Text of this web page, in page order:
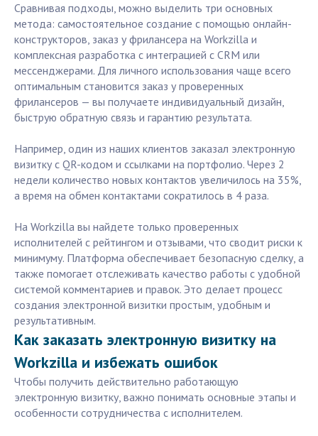
Сравнивая подходы, можно выделить три основных
метода: самостоятельное создание с помощью онлайн-
конструкторов, заказ у фрилансера на Workzilla и
комплексная разработка с интеграцией с CRM или
мессенджерами. Для личного использования чаще всего
оптимальным становится заказ у проверенных
фрилансеров — вы получаете индивидуальный дизайн,
быструю обратную связь и гарантию результата.
Например, один из наших клиентов заказал электронную
визитку с QR-кодом и ссылками на портфолио. Через 2
недели количество новых контактов увеличилось на 35%,
а время на обмен контактами сократилось в 4 раза.
На Workzilla вы найдете только проверенных
исполнителей с рейтингом и отзывами, что сводит риски к
минимуму. Платформа обеспечивает безопасную сделку, а
также помогает отслеживать качество работы с удобной
системой комментариев и правок. Это делает процесс
создания электронной визитки простым, удобным и
результативным.
Как заказать электронную визитку на
Workzilla и избежать ошибок
Чтобы получить действительно работающую
электронную визитку, важно понимать основные этапы и
особенности сотрудничества с исполнителем.